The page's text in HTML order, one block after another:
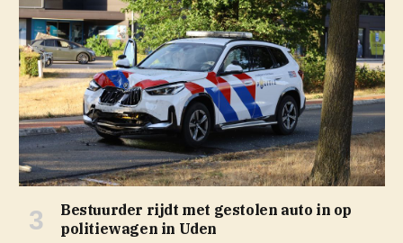
Bestuurder rijdt met gestolen auto in op
politiewagen in Uden